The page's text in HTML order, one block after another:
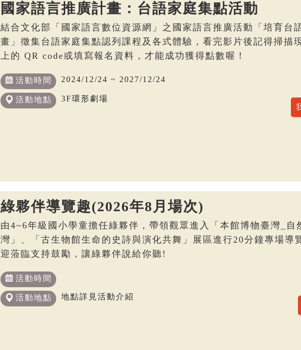
國家語言推廣計畫：台語家庭集點活動
結合文化部「國家語言數位資源網」之國家語言推廣活動「培育台
畫」徵集台語家庭集點認列課程及各式體驗，看完影片後記得掃描
上的 QR code或填寫報名資料，才能成功獲得點數喔！
活動時間 2024/12/24 ~ 2027/12/24
活動地點 3F環形劇場
綠夥伴導覽趣(2026年8月場次)
由4~6年級國小學童擔任綠夥伴，帶領觀眾進入「本館博物臺灣_自
灣」、「古生物館生命的史詩與演化共舞」展區進行20分鐘專場導
迎蒞臨支持鼓勵，讓綠夥伴說給你聽!
活動時間
活動地點 地點詳見活動介紹